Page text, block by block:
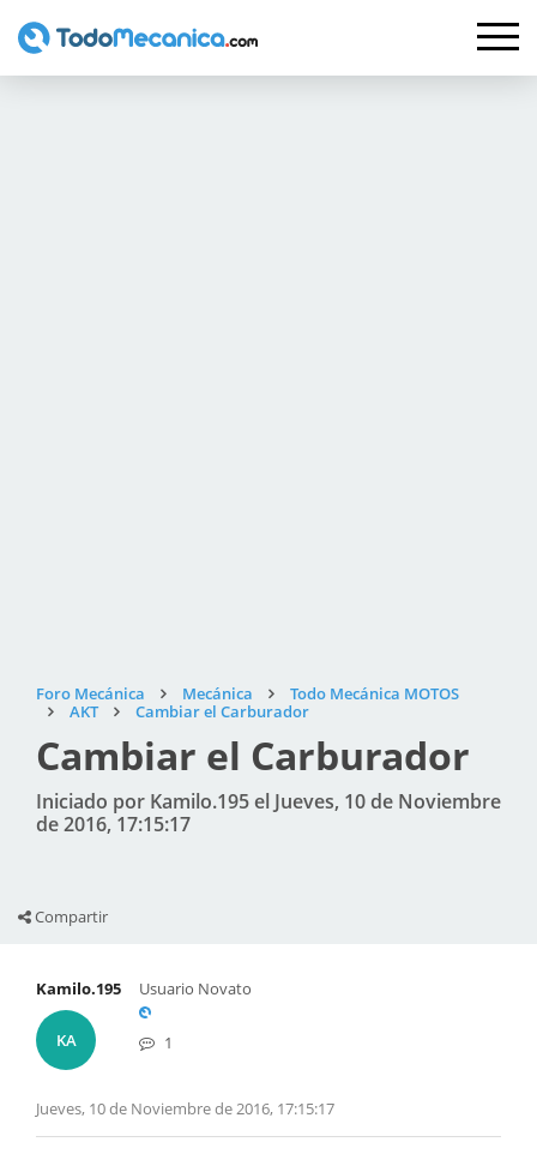
Foro Mecánica Mecánica
Todo Mecánica MOTOS
AKT
Cambiar el Carburador
Cambiar el Carburador
Iniciado por Kamilo.195 el Jueves, 10 de Noviembre
de 2016, 17:15:17
Compartir
Kamilo.195
KA
Usuario Novato
1
Jueves, 10 de Noviembre de 2016, 17:15:17